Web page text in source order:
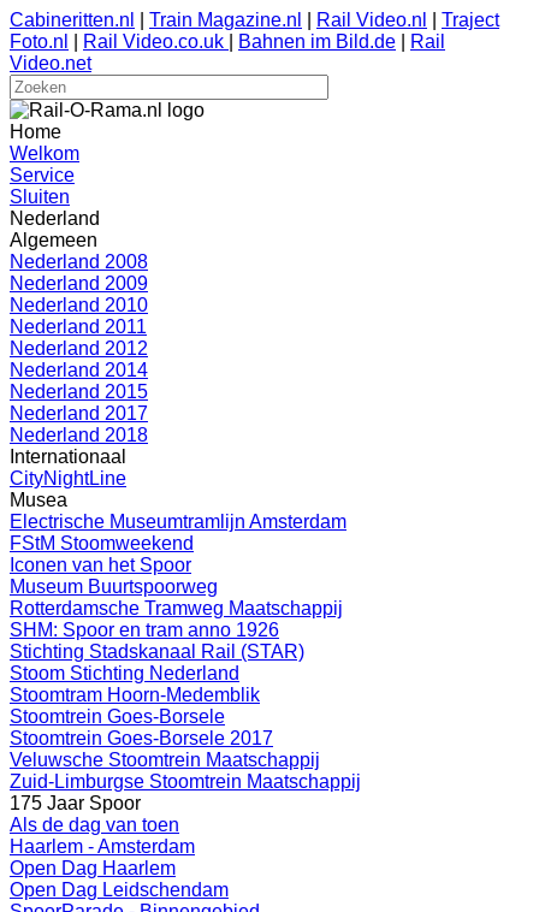
Cabineritten.nl Train Magazine.nl Rail Video.nl
Traject
Foto.nl
Rail Video.co.uk Bahnen im Bild.de
Rail
Video.net
Home
Welkom
Service
Sluiten
Nederland
Algemeen
Nederland 2008
Nederland 2009
Nederland 2010
Nederland 2011
Nederland 2012
Nederland 2014
Nederland 2015
Nederland 2017
Nederland 2018
Internationaal
CityNightLine
Musea
Electrische Museumtramlijn Amsterdam
FStM Stoomweekend
Iconen van het Spoor
Museum Buurtspoorweg
Rotterdamsche Tramweg Maatschappij
SHM: Spoor en tram anno 1926
Stichting Stadskanaal Rail (STAR)
Stoom Stichting Nederland
Stoomtram Hoorn-Medemblik
Stoomtrein Goes-Borsele
Stoomtrein Goes-Borsele 2017
Veluwsche Stoomtrein Maatschappij
Zuid-Limburgse Stoomtrein Maatschappij
175 Jaar Spoor
Als de dag van toen
Haarlem - Amsterdam
Open Dag Haarlem
Open Dag Leidschendam